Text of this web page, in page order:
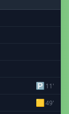
🅿11'
🟨49'